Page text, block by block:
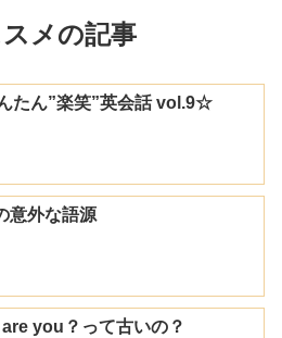
メの記事
たん”楽笑”英会話 vol.9☆
意外な語源
you？って古いの？